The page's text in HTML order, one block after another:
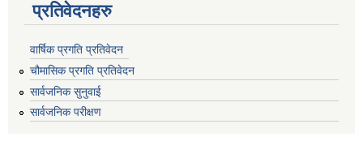
प्रतिवेदनहरु
वार्षिक प्रगति प्रतिवेदन
चौमासिक प्रगति प्रतिवेदन
सार्वजनिक सुनुवाई
सार्वजनिक परीक्षण